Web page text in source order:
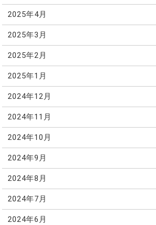
2025年4月
2025年3月
2025年2月
2025年1月
2024年12月
2024年11月
2024年10月
2024年9月
2024年8月
2024年7月
2024年6月